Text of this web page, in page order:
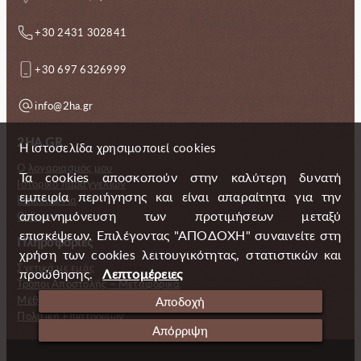
+30 2431 302841
+30 697 6326999
info@2ha.gr
2HA.GR
Ο λογαριασμός μου
Ιστορικό παραγγελιών
Επικοινωνία
Gallery
Πληροφορίες
Σχετικά με εμάς
Τρόποι Αποστολής – Μεταφορικά
Μέθοδοι πληρωμής
Πολιτική Επιστροφών
Η ιστοσελίδα χρησιμοποιεί cookies
Τα cookies αποσκοπούν στην καλύτερη δυνατή
εμπειρία περιήγησης και είναι απαραίτητα για την
απομνημόνευση των προτιμήσεων μεταξύ
επισκέψεων. Επιλέγοντας "ΑΠΟΔΟΧΗ" συναινείτε στη
χρήση των cookies λειτουγικότητας, στατιστικών και
προώθησης.
Λεπτομέρειες
Αποδοχή
Απόρριψη